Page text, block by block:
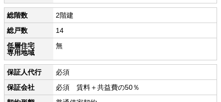
総階数
2階建
総戸数
14
低層住宅
専用地域
無
保証人代行
必須
保証会社
必須 賃料＋共益費の50％